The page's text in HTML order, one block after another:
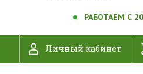
РАБОТАЕМ С
Личный кабинет